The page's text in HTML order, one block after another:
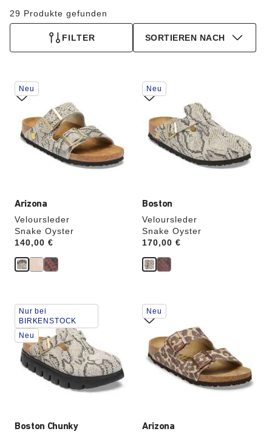
29 Produkte gefunden
FILTER SORTIEREN NACH
Arizona
Veloursleder
Snake Oyster
Price:
140,00 €
Durch
Anklicken
der
Farben
werden
die
Produktbilder
aktualisiert.
Neu
Boston
Veloursleder
Snake Oyster
Price:
170,00 €
Durch
Anklicken
der
Farben
werden
die
Produktbilder
aktualisiert.
Neu
Boston Chunky
Durch
Anklicken
der
Farben
werden
die
Produktbilder
aktualisiert.
Nur bei
BIRKENSTOCK
Neu
Arizona
Durch
Anklicken
der
Farben
werden
die
Produktbilder
aktualisiert.
Neu